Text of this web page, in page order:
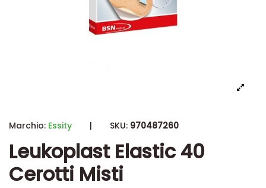
Marchio: Essity | SKU: 970487260
Leukoplast Elastic 40
Cerotti Misti